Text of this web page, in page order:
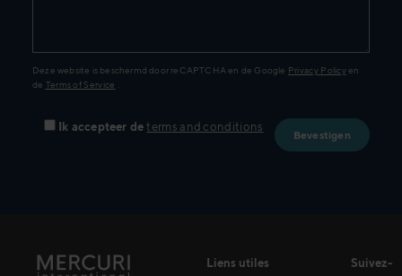
Deze website is beschermd door reCAPTCHA en de Google Privacy Policyen
de Terms of Service
Ik accepteer de terms and conditions
Liens utiles
Suivez-